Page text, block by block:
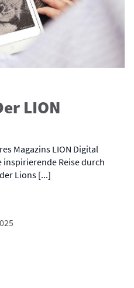
LION
Magazins LION Digital
inspirierende Reise durch
Lions [...]